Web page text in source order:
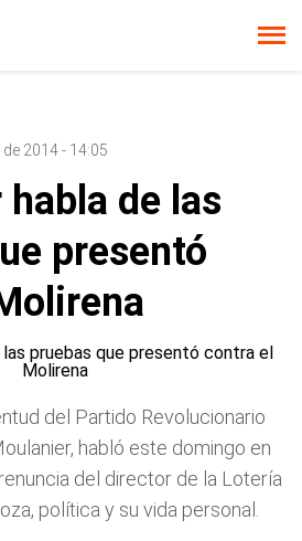
2014 - 14:05
de las
presentó
del Partido Revolucionario
habló este domingo en
del director de la Lotería
política y su vida personal.